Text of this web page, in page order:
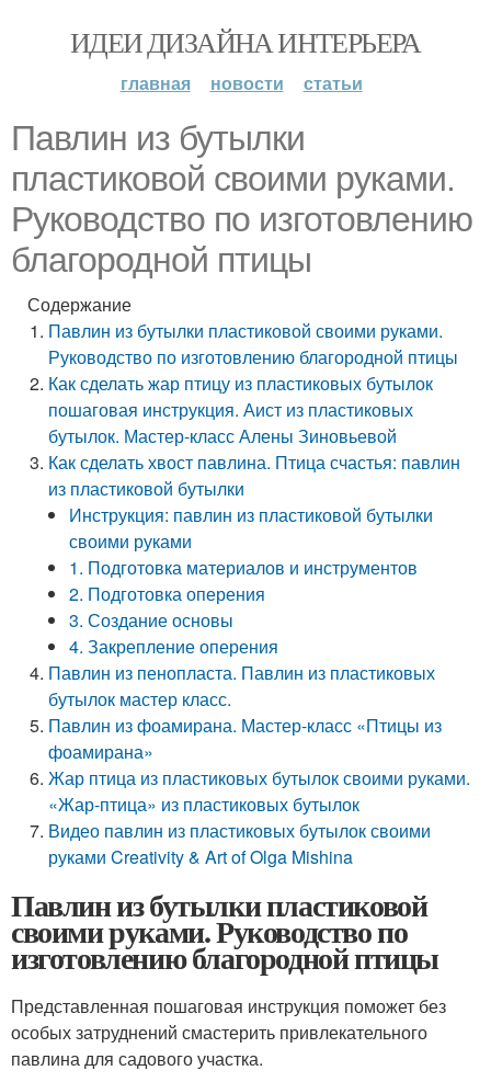
ИДЕИ ДИЗАЙНА ИНТЕРЬЕРА
главная новости статьи
Павлин из бутылки
пластиковой своими руками.
Руководство по изготовлению
благородной птицы
Содержание
Павлин из бутылки пластиковой своими руками.
Руководство по изготовлению благородной птицы
Как сделать жар птицу из пластиковых бутылок
пошаговая инструкция. Аист из пластиковых
бутылок. Мастер-класс Алены Зиновьевой
Как сделать хвост павлина. Птица счастья: павлин
из пластиковой бутылки
Инструкция: павлин из пластиковой бутылки
своими руками
1. Подготовка материалов и инструментов
2. Подготовка оперения
3. Создание основы
4. Закрепление оперения
Павлин из пенопласта. Павлин из пластиковых
бутылок мастер класс.
Павлин из фоамирана. Мастер-класс «Птицы из
фоамирана»
Жар птица из пластиковых бутылок своими руками.
«Жар-птица» из пластиковых бутылок
Видео павлин из пластиковых бутылок своими
руками Creativity & Art of Olga Mishina
Павлин из бутылки пластиковой
своими руками. Руководство по
изготовлению благородной птицы
Представленная пошаговая инструкция поможет без
особых затруднений смастерить привлекательного
павлина для садового участка.